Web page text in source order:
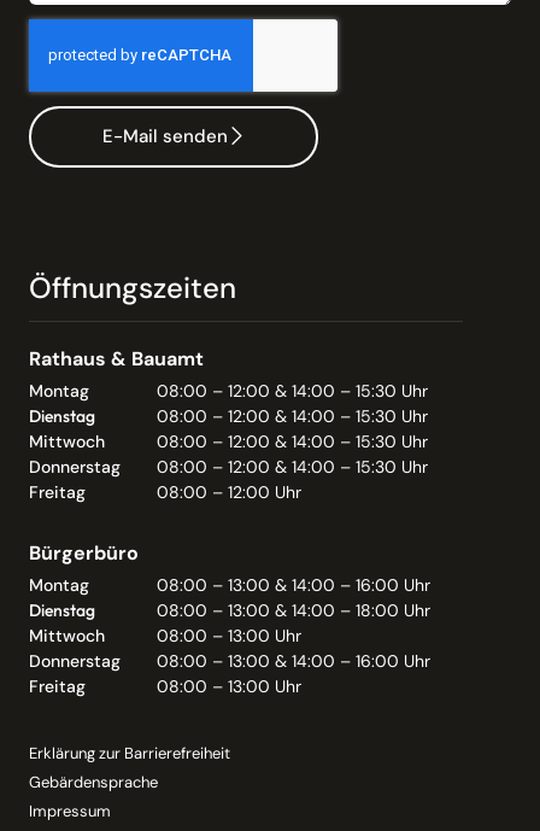
E-Mail senden
Öffnungszeiten
Rathaus & Bauamt
Montag
08:00 – 12:00 & 14:00 – 15:30 Uhr
Dienstag
08:00 – 12:00 & 14:00 – 15:30 Uhr
Mittwoch
08:00 – 12:00 & 14:00 – 15:30 Uhr
Donnerstag
08:00 – 12:00 & 14:00 – 15:30 Uhr
Freitag
08:00 – 12:00 Uhr
Bürgerbüro
Montag
08:00 – 13:00 & 14:00 – 16:00 Uhr
Dienstag
08:00 – 13:00 & 14:00 – 18:00 Uhr
Mittwoch
08:00 – 13:00 Uhr
Donnerstag
08:00 – 13:00 & 14:00 – 16:00 Uhr
Freitag
08:00 – 13:00 Uhr
Erklärung zur Barrierefreiheit
Gebärdensprache
Impressum